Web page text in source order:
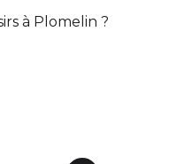
à Plomelin ?